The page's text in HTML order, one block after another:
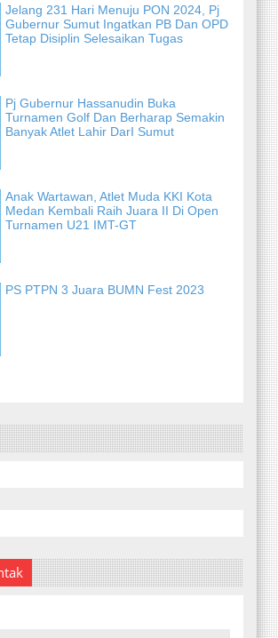
Jelang 231 Hari Menuju PON 2024, Pj
Gubernur Sumut Ingatkan PB Dan OPD
Tetap Disiplin Selesaikan Tugas
Pj Gubernur Hassanudin Buka
Turnamen Golf Dan Berharap Semakin
Banyak Atlet Lahir DarI Sumut
Anak Wartawan, Atlet Muda KKI Kota
Medan Kembali Raih Juara II Di Open
Turnamen U21 IMT-GT
PS PTPN 3 Juara BUMN Fest 2023